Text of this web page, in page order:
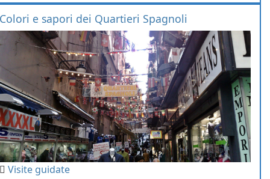
Colori e sapori dei Quartieri Spagnoli
Visite guidate